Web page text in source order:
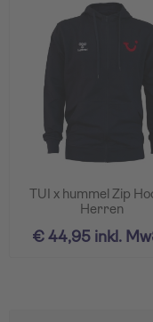
TUI x hummel Zip
Herren
€ 44,95 inkl.